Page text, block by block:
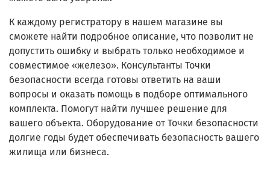
К каждому регистратору в нашем магазине вы
сможете найти подробное описание, что позволит не
допустить ошибку и выбрать только необходимое и
совместимое «железо». Консультанты Точки
безопасности всегда готовы ответить на ваши
вопросы и оказать помощь в подборе оптимального
комплекта. Помогут найти лучшее решение для
вашего объекта. Оборудование от Точки безопасности
долгие годы будет обеспечивать безопасность вашего
жилища или бизнеса.